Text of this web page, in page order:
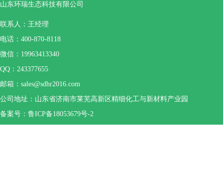
山东环瑞生态科技有限公司
联系人：王经理
电话：400-870-8118
微信：19963413340
QQ：243377655
邮箱：sales@sdhr2016.com
公司地址：山东省济南市莱芜高新区精细化工与新材料产业园
备案号：鲁ICP备18053679号-2